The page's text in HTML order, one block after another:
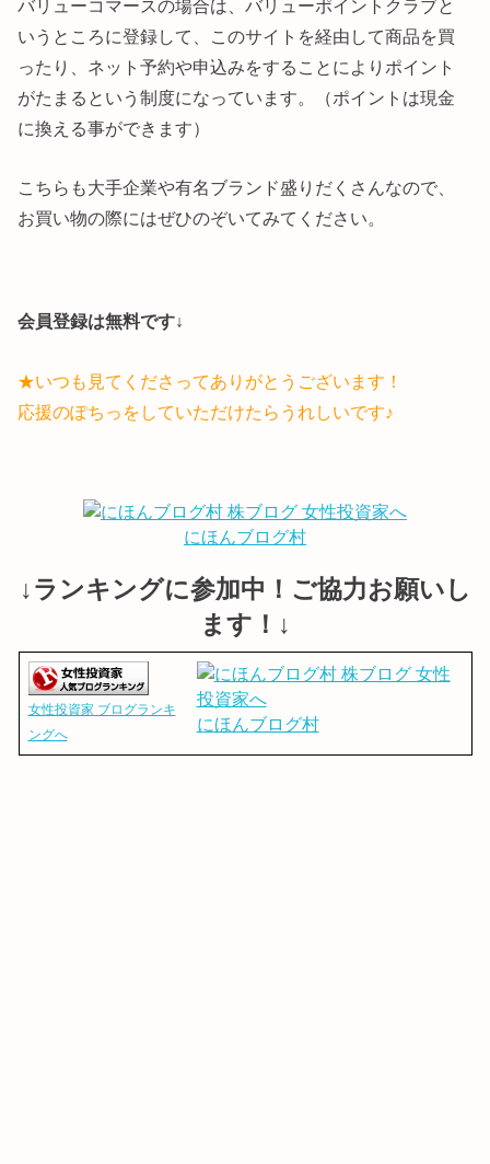
バリューコマースの場合は、バリューポイントクラブと
いうところに登録して、このサイトを経由して商品を買
ったり、ネット予約や申込みをすることによりポイント
がたまるという制度になっています。（ポイントは現金
に換える事ができます）
こちらも大手企業や有名ブランド盛りだくさんなので、
お買い物の際にはぜひのぞいてみてください。
会員登録は無料です↓
★いつも見てくださってありがとうございます！
応援のぽちっをしていただけたらうれしいです♪
にほんブログ村
↓ランキングに参加中！ご協力お願いし
ます！↓
女性投資家 ブログランキ
ングへ
にほんブログ村